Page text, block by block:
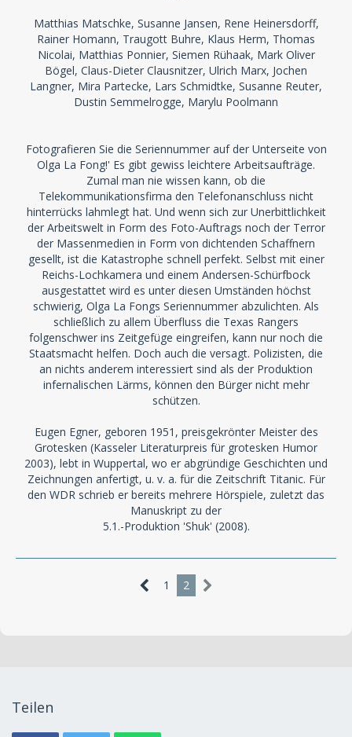
Matthias Matschke, Susanne Jansen, Rene Heinersdorff,
Rainer Homann, Traugott Buhre, Klaus Herm, Thomas
Nicolai, Matthias Ponnier, Siemen Rühaak, Mark Oliver
Bögel, Claus-Dieter Clausnitzer, Ulrich Marx, Jochen
Langner, Mira Partecke, Lars Schmidtke, Susanne Reuter,
Dustin Semmelrogge, Marylu Poolmann
Fotografieren Sie die Seriennummer auf der Unterseite von
Olga La Fong!' Es gibt gewiss leichtere Arbeitsaufträge.
Zumal man nie wissen kann, ob die
Telekommunikationsfirma den Telefonanschluss nicht
hinterrücks lahmlegt hat. Und wenn sich zur Unerbittlichkeit
der Arbeitswelt in Form des Foto-Auftrags noch der Terror
der Massenmedien in Form von dichtenden Schaffnern
gesellt, ist die Katastrophe schnell perfekt. Selbst mit einer
Reichs-Lochkamera und einem Andersen-Schürfbock
ausgestattet wird es unter diesen Umständen höchst
schwierig, Olga La Fongs Seriennummer abzulichten. Als
schließlich zu allem Überfluss die Texas Rangers
folgenschwer ins Zeitgefüge eingreifen, kann nur noch die
Staatsmacht helfen. Doch auch die versagt. Polizisten, die
an nichts anderem interessiert sind als der Produktion
infernalischen Lärms, können den Bürger nicht mehr
schützen.
Eugen Egner, geboren 1951, preisgekrönter Meister des
Grotesken (Kasseler Literaturpreis für grotesken Humor
2003), lebt in Wuppertal, wo er abgründige Geschichten und
Zeichnungen anfertigt, u. v. a. für die Zeitschrift Titanic. Für
den WDR schrieb er bereits mehrere Hörspiele, zuletzt das
Manuskript zu der
5.1.-Produktion 'Shuk' (2008).
1 2
Teilen